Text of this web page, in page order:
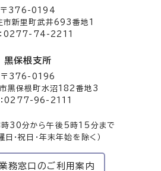
〒376-0194
市新里町武井693番地1
：0277-74-2211
黒保根支所
〒376-0196
黒保根町水沼182番地3
：0277-96-2111
時30分から午後5時15分まで
日・祝日・年末年始を除く）
務窓口のご利用案内